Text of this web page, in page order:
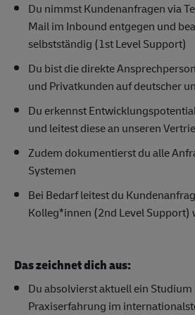
Du nimmst Kundenanfragen via
Mail im Inbound entgegen und
selbstständig (1st Level Support)
Du bist die direkte
und Privatkunden auf deutscher
Du erkennst
und leitest diese an unseren
Zudem dokumentierst du alle
Systemen
Bei Bedarf leitest du
Kolleg*innen (2nd Level Support)
Das zeichnet dich aus:
Du absolvierst aktuell ein
Praxiserfahrung im